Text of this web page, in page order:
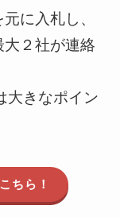
に入札し、
２社が連絡
大きなポイン
ちら！